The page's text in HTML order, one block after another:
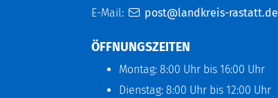
E-Mail:
post@landkreis-rastatt.de
ÖFFNUNGSZEITEN
Montag: 8:00 Uhr bis 16:00 Uhr
Dienstag: 8:00 Uhr bis 12:00 Uhr